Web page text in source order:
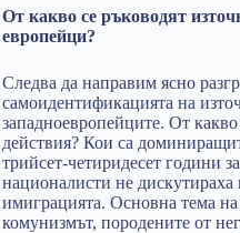
От какво се ръководят
европейци?
Следва да направим ясно
самоидентификацията на
западноевропейците. От какво
действия? Кои са
трийсет-четиридесет години
националисти не дискутираха
имиграцията. Основна тема
комунизмът, породените от